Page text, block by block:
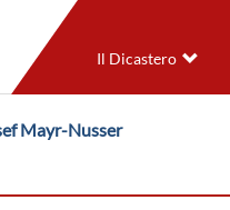
Il Dicastero
Mayr-Nusser